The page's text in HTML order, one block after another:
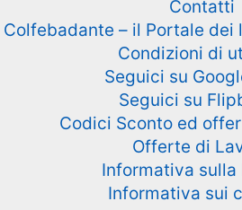
Contatti
Colfebadante – il Portale
Condizioni di
Seguici su
Seguici su
Codici Sconto ed
Offerte di
Informativa sulla
Informativa sui